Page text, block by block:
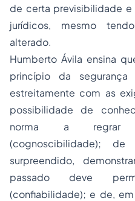
de certa previsibilidade
jurídicos, mesmo
alterado.
Humberto Ávila ensina
princípio da segurança
estreitamente com as
possibilidade de
norma a regrar
(cognoscibilidade);
surpreendido,
passado deve
(confiabilidade); e de,